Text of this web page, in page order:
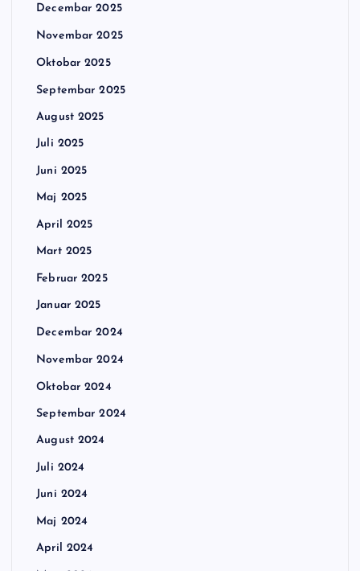
Decembar 2025
Novembar 2025
Oktobar 2025
Septembar 2025
August 2025
Juli 2025
Juni 2025
Maj 2025
April 2025
Mart 2025
Februar 2025
Januar 2025
Decembar 2024
Novembar 2024
Oktobar 2024
Septembar 2024
August 2024
Juli 2024
Juni 2024
Maj 2024
April 2024